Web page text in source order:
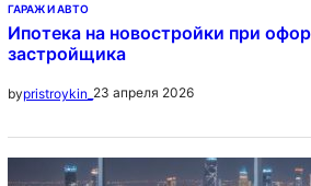
ГАРАЖ И АВТО
Ипотека на новостройки при
застройщика
bypristroykin_ 23 апреля 2026